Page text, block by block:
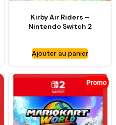
Kirby Air Riders –
Nintendo Switch 2
Ajouter au panier
Promo